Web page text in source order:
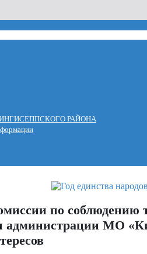
РАЙОНА
по соблюдению
МО